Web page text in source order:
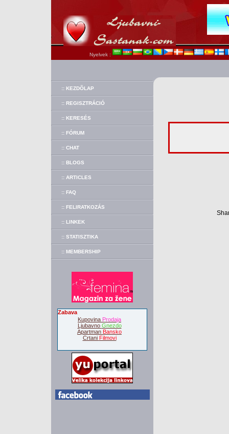
Nyelvek :
:: KEZDÕLAP
:: REGISZTRÁCIÓ
:: KERESÉS
:: FÓRUM
:: CHAT
:: BLOGS
:: ARTICLES
:: FAQ
:: FELIRATKOZÁS
:: LINKEK
:: STATISZTIKA
:: MEMBERSHIP
Zabava
Kupovina Prodaja
Ljubavno Gnezdo
Apartman Bansko
Crtani Filmovi